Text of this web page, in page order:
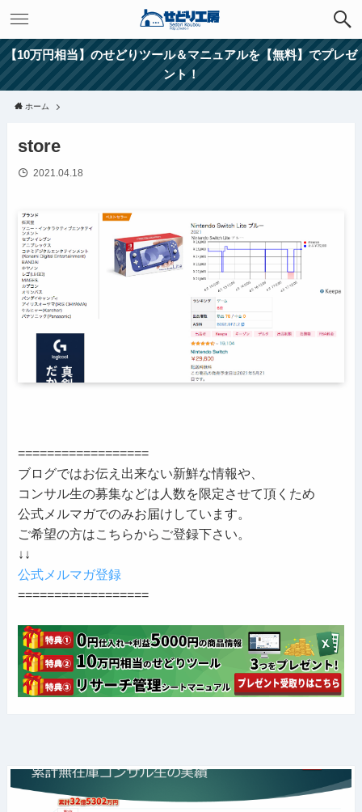
【10万円相当】のせどりツール＆マニュアルを【無料】でプレゼ
ント！
ホーム
store
2021.04.18
==================
ブログではお伝え出来ない新鮮な情報や、
コンサル生の募集などは人数を限定させて頂くため
公式メルマガでのみお届けしています。
ご希望の方はこちらからご登録下さい。
↓↓
公式メルマガ登録
==================